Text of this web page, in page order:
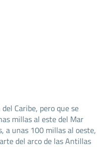
Caribe, pero que se
millas al este del Mar
a unas 100 millas al oeste,
del arco de las Antillas